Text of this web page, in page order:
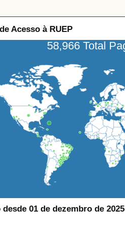
Acesso à RUEP
58,966 Total
01 de dezembro de